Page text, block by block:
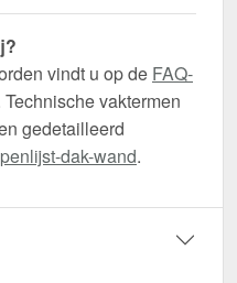
vindt u op de FAQ-
Technische vaktermen
gedetailleerd
dak-wand.